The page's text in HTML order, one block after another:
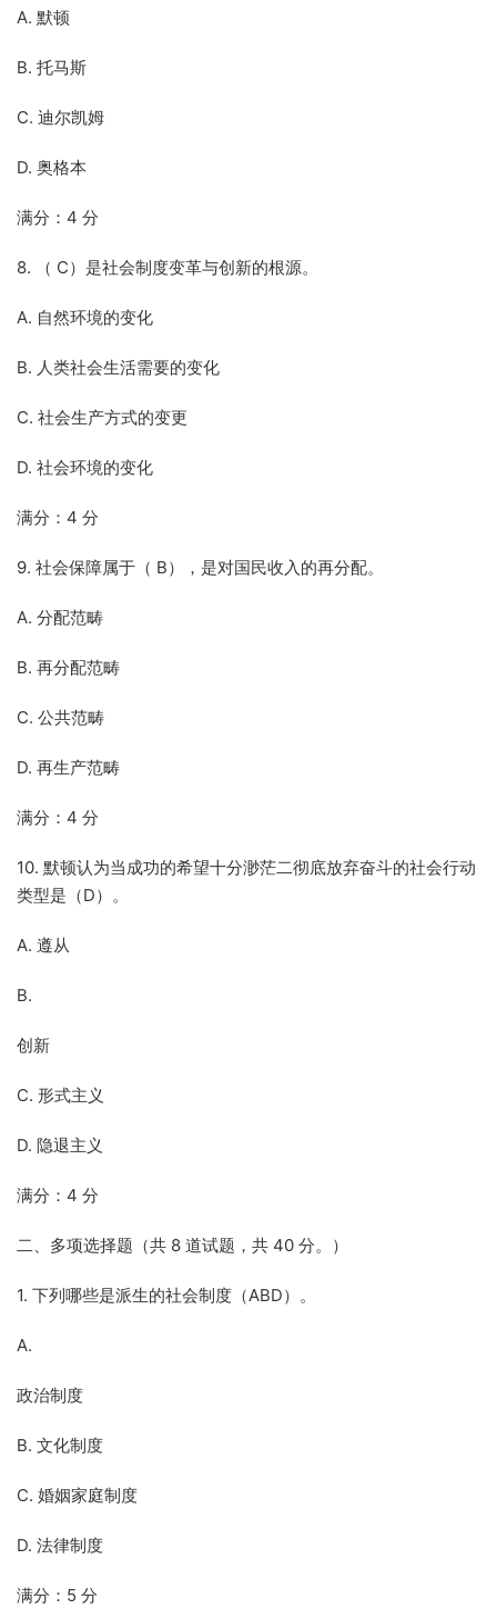
A. 默顿
B. 托马斯
C. 迪尔凯姆
D. 奥格本
满分：4 分
8. （ C）是社会制度变革与创新的根源。
A. 自然环境的变化
B. 人类社会生活需要的变化
C. 社会生产方式的变更
D. 社会环境的变化
满分：4 分
9. 社会保障属于（ B），是对国民收入的再分配。
A. 分配范畴
B. 再分配范畴
C. 公共范畴
D. 再生产范畴
满分：4 分
10. 默顿认为当成功的希望十分渺茫二彻底放弃奋斗的社会行动
类型是（D）。
A. 遵从
B.
创新
C. 形式主义
D. 隐退主义
满分：4 分
二、多项选择题（共 8 道试题，共 40 分。）
1. 下列哪些是派生的社会制度（ABD）。
A.
政治制度
B. 文化制度
C. 婚姻家庭制度
D. 法律制度
满分：5 分